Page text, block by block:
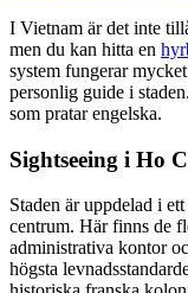
I Vietnam är det inte
men du kan hitta en
system fungerar
personlig guide i
som pratar engelska.
Sightseeing i Ho
Staden är uppdelad i
centrum. Här finns de
administrativa kontor
högsta